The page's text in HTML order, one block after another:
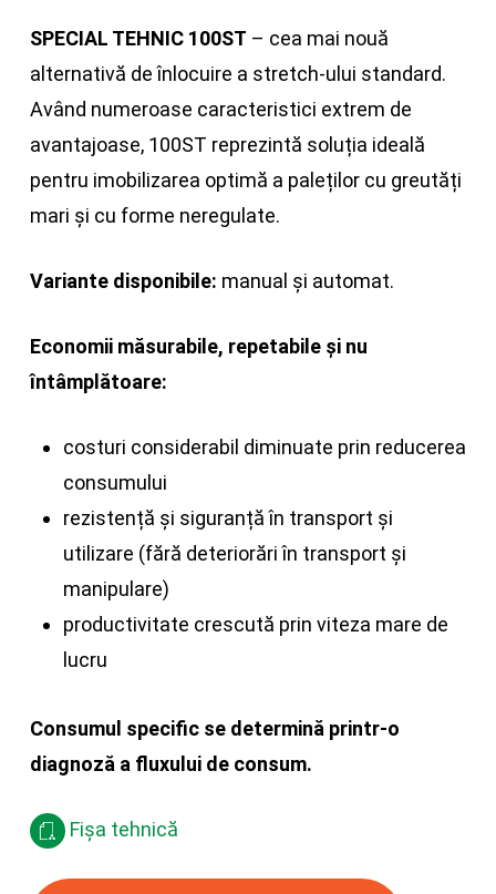
SPECIAL TEHNIC 100ST – cea mai nouă
alternativă de înlocuire a stretch-ului standard.
Având numeroase caracteristici extrem de
avantajoase, 100ST reprezintă soluția ideală
pentru imobilizarea optimă a paleților cu greutăți
mari și cu forme neregulate.
Variante disponibile: manual și automat.
Economii măsurabile, repetabile și nu
întâmplătoare:
costuri considerabil diminuate prin reducerea
consumului
rezistență și siguranță în transport și
utilizare (fără deteriorări în transport și
manipulare)
productivitate crescută prin viteza mare de
lucru
Consumul specific se determină printr-o
diagnoză a fluxului de consum.
Fișa tehnică